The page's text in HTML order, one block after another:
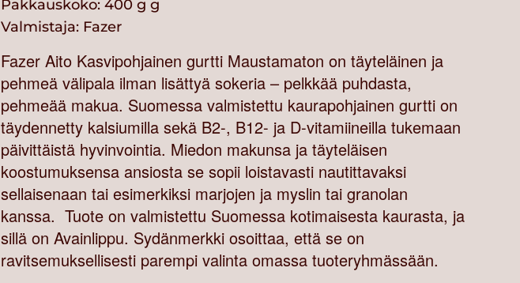
Pakkauskoko: 400 g g
Valmistaja: Fazer
Fazer Aito Kasvipohjainen gurtti Maustamaton on täyteläinen ja
pehmeä välipala ilman lisättyä sokeria – pelkkää puhdasta,
pehmeää makua. Suomessa valmistettu kaurapohjainen gurtti on
täydennetty kalsiumilla sekä B2-, B12- ja D-vitamiineilla tukemaan
päivittäistä hyvinvointia. Miedon makunsa ja täyteläisen
koostumuksensa ansiosta se sopii loistavasti nautittavaksi
sellaisenaan tai esimerkiksi marjojen ja myslin tai granolan
kanssa. Tuote on valmistettu Suomessa kotimaisesta kaurasta, ja
sillä on Avainlippu. Sydänmerkki osoittaa, että se on
ravitsemuksellisesti parempi valinta omassa tuoteryhmässään.